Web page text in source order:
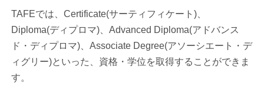
TAFEでは、Certificate(サーティフィケート)、
Diploma(ディプロマ)、Advanced Diploma(アドバンス
ド・ディプロマ)、Associate Degree(アソーシエート・デ
ィグリー)といった、資格・学位を取得することができま
す。